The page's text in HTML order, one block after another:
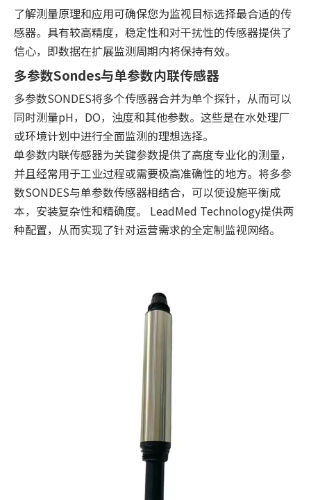
了解测量原理和应用可确保您为监视目标选择最合适的传
感器。具有较高精度，稳定性和对干扰性的传感器提供了
信心，即数据在扩展监测周期内将保持有效。
多参数Sondes与单参数内联传感器
多参数SONDES将多个传感器合并为单个探针，从而可以
同时测量pH，DO，浊度和其他参数。这些是在水处理厂
或环境计划中进行全面监测的理想选择。
单参数内联传感器为关键参数提供了高度专业化的测量，
并且经常用于工业过程或需要极高准确性的地方。将多参
数SONDES与单参数传感器相结合，可以使设施平衡成
本，安装复杂性和精确度。 LeadMed Technology提供两
种配置，从而实现了针对运营需求的全定制监视网络。